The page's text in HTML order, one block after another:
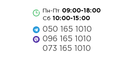
Пн-Пт 09:00-18:00
Сб 10:00-15:00
050 165 1010
096 165 1010
073 165 1010